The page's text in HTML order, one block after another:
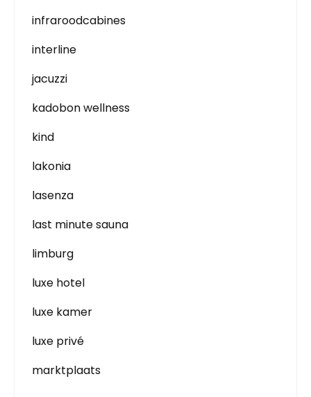
infraroodcabines
interline
jacuzzi
kadobon wellness
kind
lakonia
lasenza
last minute sauna
limburg
luxe hotel
luxe kamer
luxe privé
marktplaats